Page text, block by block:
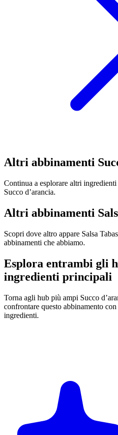
Altri abbinamenti
Continua a esplorare altri
Succo d’arancia.
Altri abbinamenti
Scopri dove altro appare Salsa
abbinamenti che abbiamo.
Esplora entrambi gli
ingredienti principali
Torna agli hub più ampi Succo
confrontare questo abbinamento
ingredienti.